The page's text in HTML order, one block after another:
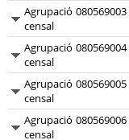
Agrupació
censal
080569003
Agrupació
censal
080569004
Agrupació
censal
080569005
Agrupació
censal
080569006